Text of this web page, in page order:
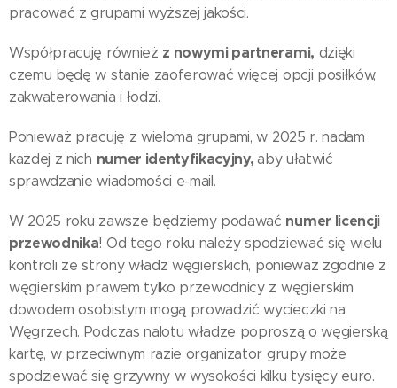
pracować z grupami wyższej jakości.
Współpracuję również z nowymi partnerami, dzięki
czemu będę w stanie zaoferować więcej opcji posiłków,
zakwaterowania i łodzi.
Ponieważ pracuję z wieloma grupami, w 2025 r. nadam
każdej z nich numer identyfikacyjny, aby ułatwić
sprawdzanie wiadomości e-mail.
W 2025 roku zawsze będziemy podawać numer licencji
przewodnika! Od tego roku należy spodziewać się wielu
kontroli ze strony władz węgierskich, ponieważ zgodnie z
węgierskim prawem tylko przewodnicy z węgierskim
dowodem osobistym mogą prowadzić wycieczki na
Węgrzech. Podczas nalotu władze poproszą o węgierską
kartę, w przeciwnym razie organizator grupy może
spodziewać się grzywny w wysokości kilku tysięcy euro.